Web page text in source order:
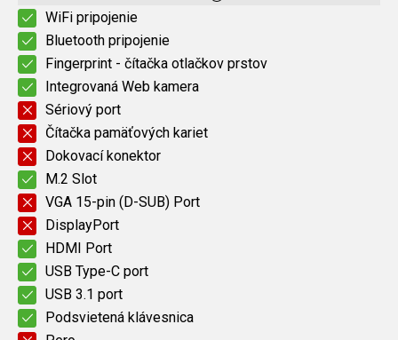
WiFi pripojenie
Bluetooth pripojenie
Fingerprint - čítačka otlačkov prstov
Integrovaná Web kamera
Sériový port
Čítačka pamäťových kariet
Dokovací konektor
M.2 Slot
VGA 15-pin (D-SUB) Port
DisplayPort
HDMI Port
USB Type-C port
USB 3.1 port
Podsvietená klávesnica